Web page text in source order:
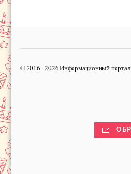
© 2016 - 2026 Информационный портал